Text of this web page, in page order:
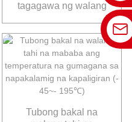
tagagawa ng walang
tahi na tubo na bakal
Tubong bakal na